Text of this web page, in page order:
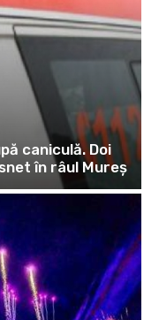
caniculă. Doi
în râul Mureș